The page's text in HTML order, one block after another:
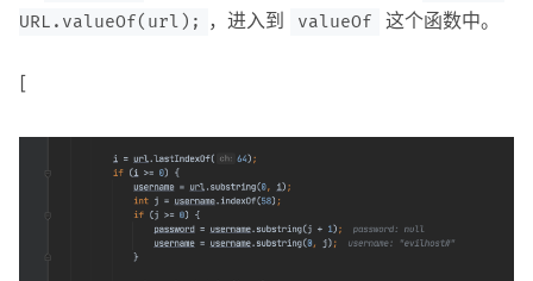
URL.valueOf(url);
，进入到 valueOf 这个函数中。
[